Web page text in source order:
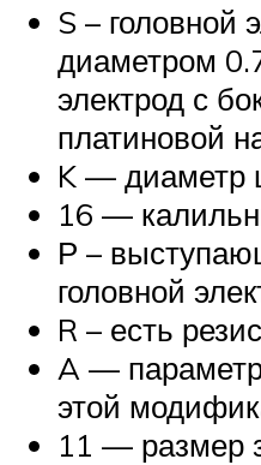
S – головной
диаметром
электрод с
платиновой
K — диаметр
16 —
Р –
головной
R – есть
A —
этой
11 — размер